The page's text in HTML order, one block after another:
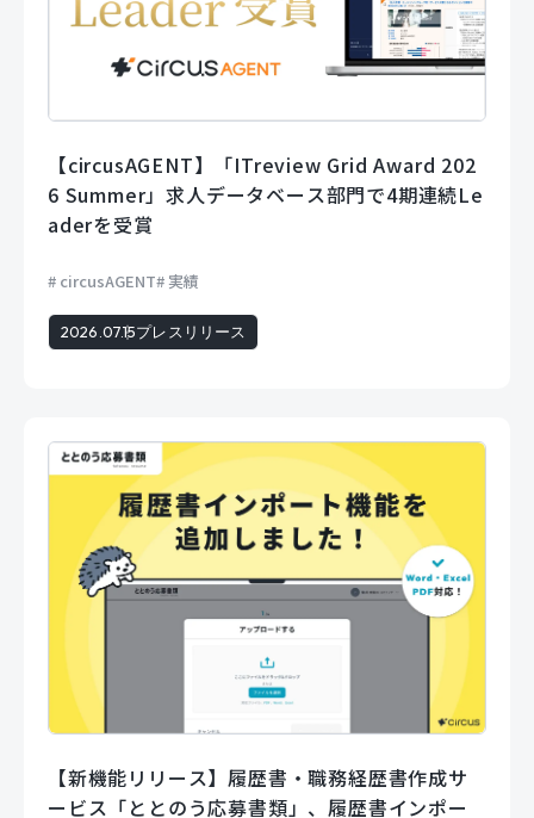
【circusAGENT】「ITreview Grid Award 202
6 Summer」求人データベース部門で4期連続Le
aderを受賞
circusAGENT 実績
2026.07.15プレスリリース
【新機能リリース】履歴書・職務経歴書作成サ
ービス「ととのう応募書類」、履歴書インポー